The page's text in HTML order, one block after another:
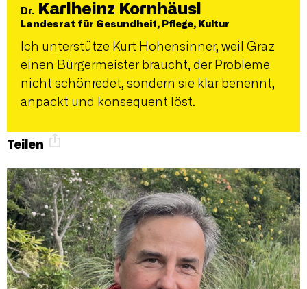
Dr. Karlheinz Kornhäusl
Landesrat für Gesundheit, Pflege, Kultur
Ich unterstütze Kurt Hohensinner, weil Graz
einen Bürgermeister braucht, der Probleme
nicht schönredet, sondern sie klar benennt,
anpackt und konsequent löst.
Teilen